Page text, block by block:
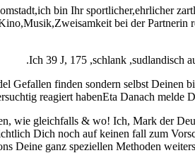
bin Ihr sportlicher,ehrlicher
bei der Partnerin
Ich 39 J, 175 ,schlank ,sudlandisch
Gefallen finden sondern selbst Deinen
reagiert habenEta Danach melde
wie gleichfalls & wo! Ich, Mark der
Dich noch auf keinen fall zum
Deine ganz speziellen Methoden